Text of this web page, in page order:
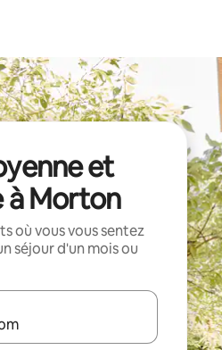
et
à Morton
où vous vous sentez
séjour d'un mois ou
utilisez les flèches vers le